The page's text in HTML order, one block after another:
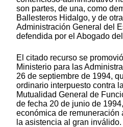
son partes, de una, como
Ballesteros Hidalgo, y de
Administración General del
defendida por el Abogado
El citado recurso se
Ministerio para las
26 de septiembre de 1994,
ordinario interpuesto contra
Mutualidad General de
de fecha 20 de junio de
económica de remuneración
la asistencia al gran inválido.